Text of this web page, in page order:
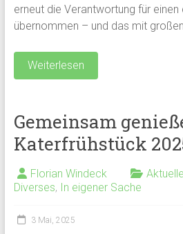
erneut die Verantwortung für einen
übernommen – und das mit
Weiterlesen
Gemeinsam
Katerfrühstück
Florian Windeck
Diverses, In eigener Sache
3 Mai, 2025